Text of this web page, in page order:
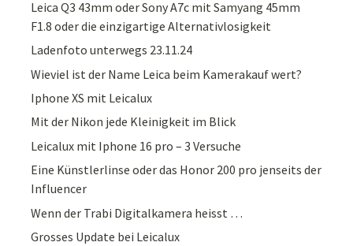
Leica Q3 43mm oder Sony A7c mit Samyang 45mm
F1.8 oder die einzigartige Alternativlosigkeit
Ladenfoto unterwegs 23.11.24
Wieviel ist der Name Leica beim Kamerakauf wert?
Iphone XS mit Leicalux
Mit der Nikon jede Kleinigkeit im Blick
Leicalux mit Iphone 16 pro – 3 Versuche
Eine Künstlerlinse oder das Honor 200 pro jenseits der
Influencer
Wenn der Trabi Digitalkamera heisst …
Grosses Update bei Leicalux